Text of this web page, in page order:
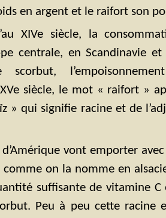
en argent et le raifort son
XIVe siècle, la
centrale, en Scandinavie
siècle, le mot « raifort »
» qui signifie racine et de
vont emporter
on la nomme en
suffisante de vitamine
Peu à peu cette racine